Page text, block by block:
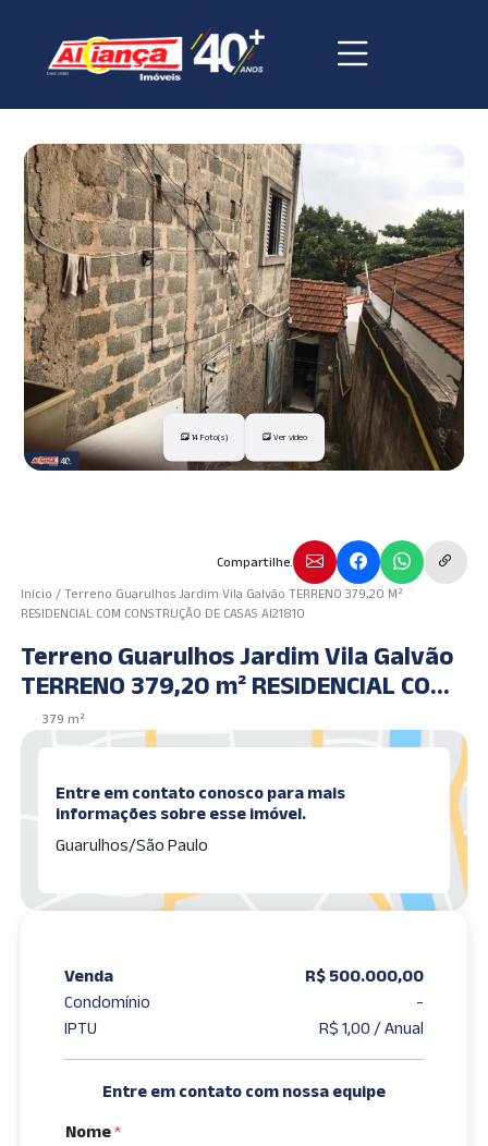
14 Foto(s) Ver vídeo
Compartilhe.
Início /Terreno Guarulhos Jardim Vila Galvão TERRENO 379,20 M²
RESIDENCIAL COM CONSTRUÇÃO DE CASAS AI21810
Terreno Guarulhos Jardim Vila Galvão
TERRENO 379,20 m² RESIDENCIAL COM
379 m²
Entre em contato conosco para mais
informações sobre esse imóvel.
Guarulhos/São Paulo
Venda
R$ 500.000,00
Condomínio
-
IPTU
R$ 1,00 / Anual
Entre em contato com nossa equipe
Nome*